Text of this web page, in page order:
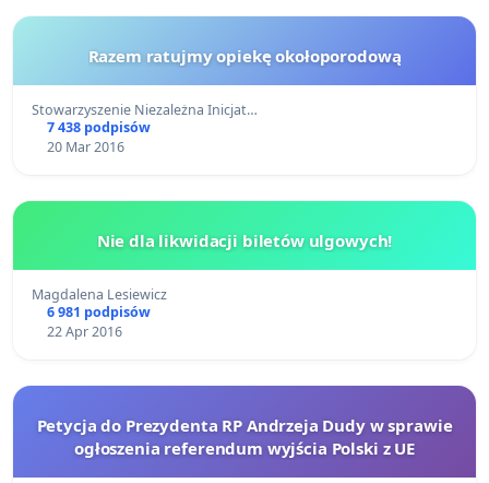
Razem ratujmy opiekę okołoporodową
Stowarzyszenie Niezależna Inicjat…
7 438 podpisów
20 Mar 2016
Nie dla likwidacji biletów ulgowych!
Magdalena Lesiewicz
6 981 podpisów
22 Apr 2016
Petycja do Prezydenta RP Andrzeja Dudy w sprawie
ogłoszenia referendum wyjścia Polski z UE